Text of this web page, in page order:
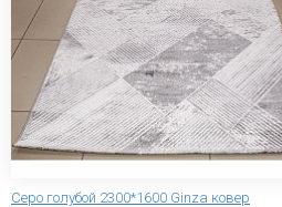
Серо голубой 2300*1600 Ginza ковер